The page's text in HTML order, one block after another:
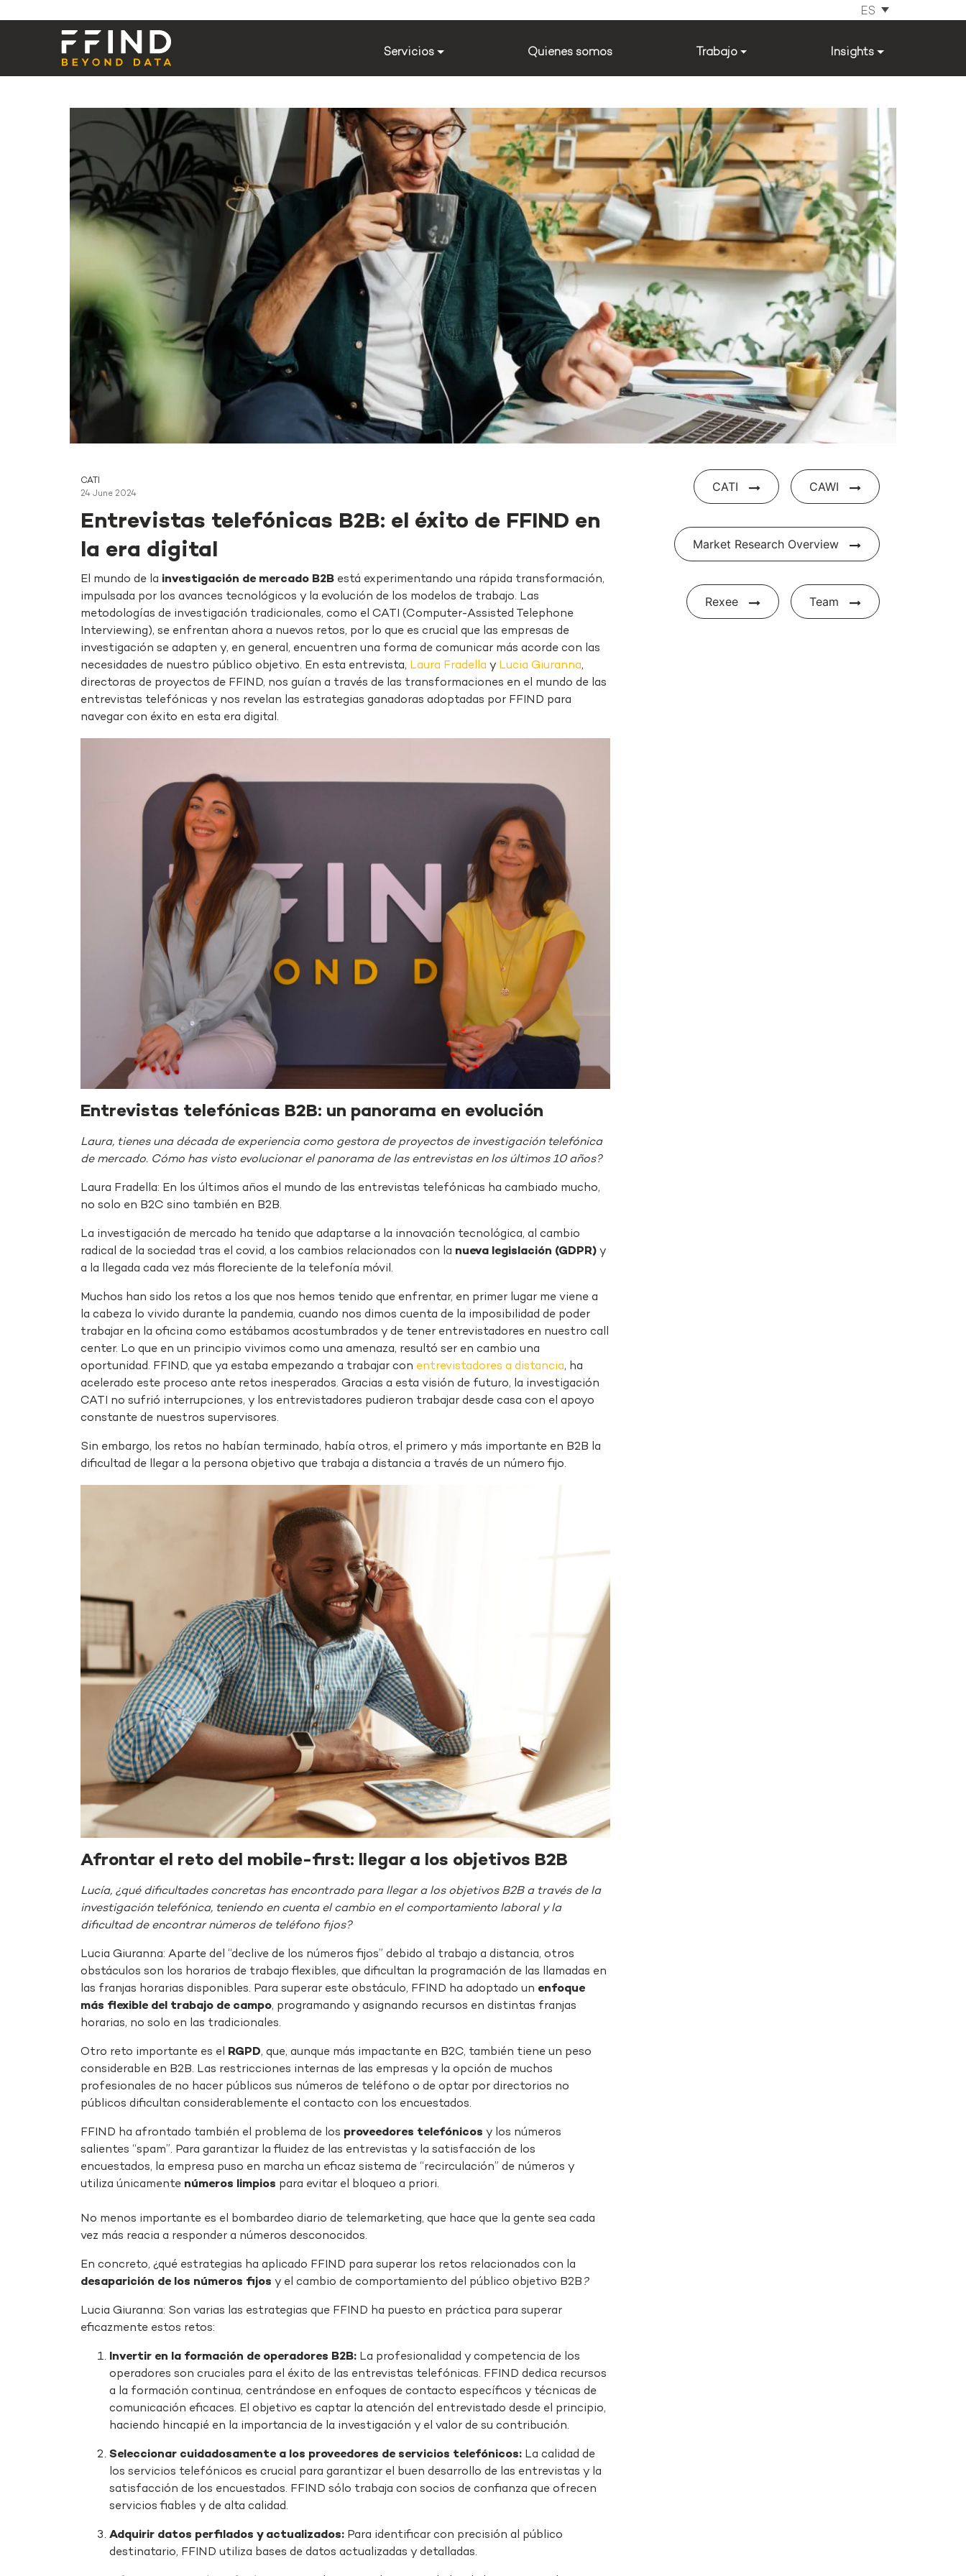
ES
Servicios Quienes somos Trabajo Insights
CATI
24 June 2024
Entrevistas telefónicas B2B: el éxito de FFIND en
la era digital
El mundo de la investigación de mercado B2B está experimentando una rápida transformación,
impulsada por los avances tecnológicos y la evolución de los modelos de trabajo. Las
metodologías de investigación tradicionales, como el CATI (Computer-Assisted Telephone
Interviewing), se enfrentan ahora a nuevos retos, por lo que es crucial que las empresas de
investigación se adapten y, en general, encuentren una forma de comunicar más acorde con las
necesidades de nuestro público objetivo. En esta entrevista, Laura Fradella y Lucia Giuranna,
directoras de proyectos de FFIND, nos guían a través de las transformaciones en el mundo de las
entrevistas telefónicas y nos revelan las estrategias ganadoras adoptadas por FFIND para
navegar con éxito en esta era digital.
Entrevistas telefónicas B2B: un panorama en evolución
Laura, tienes una década de experiencia como gestora de proyectos de investigación telefónica
de mercado. Cómo has visto evolucionar el panorama de las entrevistas en los últimos 10 años?
Laura Fradella: En los últimos años el mundo de las entrevistas telefónicas ha cambiado mucho,
no solo en B2C sino también en B2B.
La investigación de mercado ha tenido que adaptarse a la innovación tecnológica, al cambio
radical de la sociedad tras el covid, a los cambios relacionados con la nueva legislación (GDPR) y
a la llegada cada vez más floreciente de la telefonía móvil.
Muchos han sido los retos a los que nos hemos tenido que enfrentar, en primer lugar me viene a
la cabeza lo vivido durante la pandemia, cuando nos dimos cuenta de la imposibilidad de poder
trabajar en la oficina como estábamos acostumbrados y de tener entrevistadores en nuestro call
center. Lo que en un principio vivimos como una amenaza, resultó ser en cambio una
oportunidad. FFIND, que ya estaba empezando a trabajar con entrevistadores a distancia, ha
acelerado este proceso ante retos inesperados. Gracias a esta visión de futuro, la investigación
CATI no sufrió interrupciones, y los entrevistadores pudieron trabajar desde casa con el apoyo
constante de nuestros supervisores.
Sin embargo, los retos no habían terminado, había otros, el primero y más importante en B2B la
dificultad de llegar a la persona objetivo que trabaja a distancia a través de un número fijo.
Afrontar el reto del mobile-first: llegar a los objetivos B2B
Lucía, ¿qué dificultades concretas has encontrado para llegar a los objetivos B2B a través de la
investigación telefónica, teniendo en cuenta el cambio en el comportamiento laboral y la
dificultad de encontrar números de teléfono fijos?
Lucia Giuranna: Aparte del “declive de los números fijos” debido al trabajo a distancia, otros
obstáculos son los horarios de trabajo flexibles, que dificultan la programación de las llamadas en
las franjas horarias disponibles. Para superar este obstáculo, FFIND ha adoptado un enfoque
más flexible del trabajo de campo, programando y asignando recursos en distintas franjas
horarias, no solo en las tradicionales.
Otro reto importante es el RGPD, que, aunque más impactante en B2C, también tiene un peso
considerable en B2B. Las restricciones internas de las empresas y la opción de muchos
profesionales de no hacer públicos sus números de teléfono o de optar por directorios no
públicos dificultan considerablemente el contacto con los encuestados.
FFIND ha afrontado también el problema de los proveedores telefónicos y los números
salientes “spam”. Para garantizar la fluidez de las entrevistas y la satisfacción de los
encuestados, la empresa puso en marcha un eficaz sistema de “recirculación” de números y
utiliza únicamente números limpios para evitar el bloqueo a priori.
No menos importante es el bombardeo diario de telemarketing, que hace que la gente sea cada
vez más reacia a responder a números desconocidos.
En concreto, ¿qué estrategias ha aplicado FFIND para superar los retos relacionados con la
desaparición de los números fijos y el cambio de comportamiento del público objetivo B2B ?
Lucia Giuranna: Son varias las estrategias que FFIND ha puesto en práctica para superar
eficazmente estos retos:
Invertir en la formación de operadores B2B: La profesionalidad y competencia de los
operadores son cruciales para el éxito de las entrevistas telefónicas. FFIND dedica recursos
a la formación continua, centrándose en enfoques de contacto específicos y técnicas de
comunicación eficaces. El objetivo es captar la atención del entrevistado desde el principio,
haciendo hincapié en la importancia de la investigación y el valor de su contribución.
Seleccionar cuidadosamente a los proveedores de servicios telefónicos: La calidad de
los servicios telefónicos es crucial para garantizar el buen desarrollo de las entrevistas y la
satisfacción de los encuestados. FFIND sólo trabaja con socios de confianza que ofrecen
servicios fiables y de alta calidad.
Adquirir datos perfilados y actualizados: Para identificar con precisión al público
destinatario, FFIND utiliza bases de datos actualizadas y detalladas.
CATI CAWI
Market Research Overview
Rexee Team